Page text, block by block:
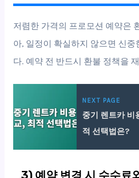
저렴한 가격의 프로모션 예약은
아, 일정이 확실하지 않으면 신중
다. 예약 전 반드시 환불 정책을
NEXT PAGE
중기 렌트카 비
적 선택법은?
3) 예약 변경 시 수수료